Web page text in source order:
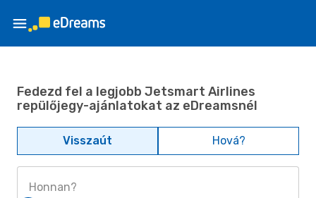
Fedezd fel a legjobb Jetsmart Airlines
repülőjegy-ajánlatokat az eDreamsnél
Visszaút Hová?
Honnan?